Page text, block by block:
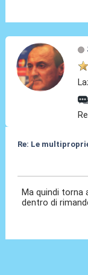
Re: Le
Ma quindi torna
dentro di